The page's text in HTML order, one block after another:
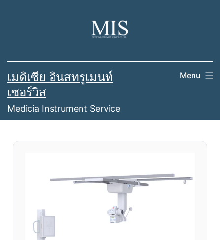
เมดิเซีย อินสทรูเมนท์
เซอร์วิส
Medicia Instrument Service
Menu